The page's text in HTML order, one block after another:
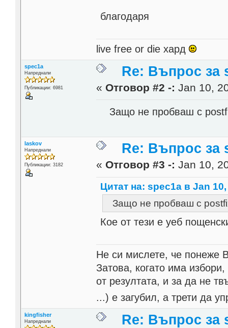
благодаря
live free or die хард
spec1a
Напреднали
Публикации: 6981
Re: Въпрос за
« Отговор #2 -: Jan 10,
Защо не пробваш с
laskov
Напреднали
Публикации: 3182
Re: Въпрос за
« Отговор #3 -: Jan 10,
Цитат на: spec1a в Jan
Защо не пробваш с
Кое от тези е уеб
Не си мислете, че понеже
Затова, когато има
от резултата, и за да не
...) е загубил, а трети да
kingfisher
Напреднали Re: Въпрос за